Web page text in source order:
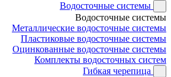
Водосточные системы
Водосточные системы
Металлические водосточные системы
Пластиковые водосточные системы
Оцинкованные водосточные системы
Комплекты водосточных систем
Гибкая черепица